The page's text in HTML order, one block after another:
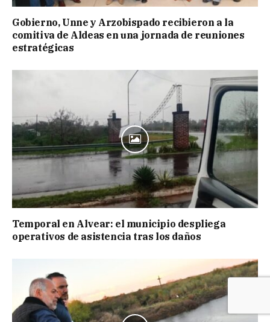
Gobierno, Unne y Arzobispado recibieron a la
comitiva de Aldeas en una jornada de reuniones
estratégicas
Temporal en Alvear: el municipio despliega
operativos de asistencia tras los daños